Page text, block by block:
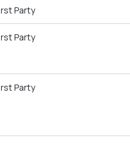
Party
Party
Party